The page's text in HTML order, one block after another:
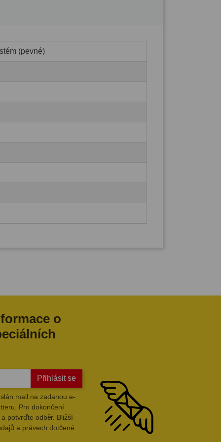
(pevné)
o
Přihlásit se
mail na zadanou e-
Pro dokončení
potvrďte odběr. Bližší
a právech dotčené